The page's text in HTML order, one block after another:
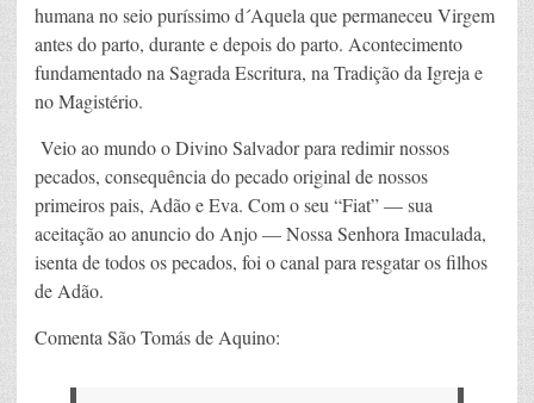
humana no seio puríssimo d´Aquela que permaneceu Virgem
antes do parto, durante e depois do parto. Acontecimento
fundamentado na Sagrada Escritura, na Tradição da Igreja e
no Magistério.
Veio ao mundo o Divino Salvador para redimir nossos
pecados, consequência do pecado original de nossos
primeiros pais, Adão e Eva. Com o seu “Fiat” — sua
aceitação ao anuncio do Anjo — Nossa Senhora Imaculada,
isenta de todos os pecados, foi o canal para resgatar os filhos
de Adão.
Comenta São Tomás de Aquino: